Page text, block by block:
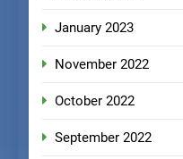
January 2023
November 2022
October 2022
September 2022